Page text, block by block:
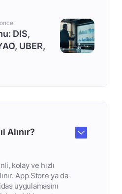
DIS,
UBER,
Alınır?
kolay ve hızlı
App Store ya da
uygulamasını